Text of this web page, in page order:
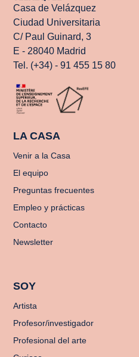
Casa de Velázquez
Ciudad Universitaria
C/ Paul Guinard, 3
E - 28040 Madrid
Tel. (+34) - 91 455 15 80
LA CASA
Venir a la Casa
El equipo
Preguntas frecuentes
Empleo y prácticas
Contacto
Newsletter
SOY
Artista
Profesor/investigador
Profesional del arte